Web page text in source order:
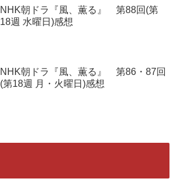
NHK朝ドラ『風、薫る』 第88回(第
18週 水曜日)感想
NHK朝ドラ『風、薫る』 第86・87回
(第18週 月・火曜日)感想